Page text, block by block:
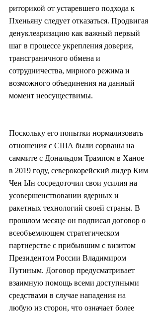
риторикой от устаревшего подхода к
Пхеньяну следует отказаться. Продвигая
денуклеаризацию как важный первый
шаг в процессе укрепления доверия,
трансграничного обмена и
сотрудничества, мирного режима и
возможного объединения на данный
момент неосуществимы.
Поскольку его попытки нормализовать
отношения с США были сорваны на
саммите с Дональдом Трампом в Ханое
в 2019 году, северокорейский лидер Ким
Чен Ын сосредоточил свои усилия на
усовершенствовании ядерных и
ракетных технологий своей страны. В
прошлом месяце он подписал договор о
всеобъемлющем стратегическом
партнерстве с прибывшим с визитом
Президентом России Владимиром
Путиным. Договор предусматривает
взаимную помощь всеми доступными
средствами в случае нападения на
любую из сторон, что означает более